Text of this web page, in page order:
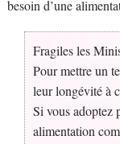
besoin d’une
Fragiles les
Pour mettre un
leur longévité à
Si vous adoptez
alimentation